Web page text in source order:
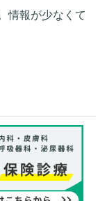
情報が少なくて